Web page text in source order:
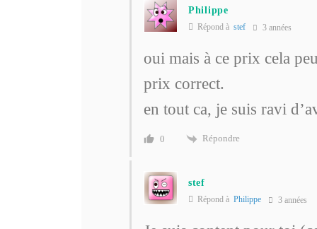
Philippe
Répond à stef 3 années
oui mais à ce prix cela
prix correct.
en tout ca, je suis ravi
0 Répondre
stef
Répond à Philippe 3 années